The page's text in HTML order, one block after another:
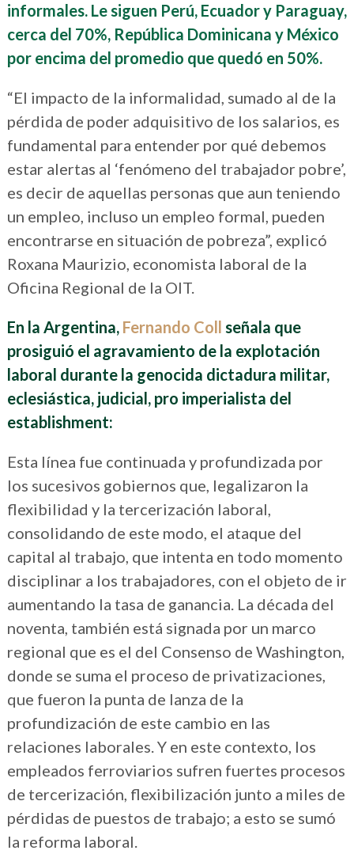
informales. Le siguen Perú, Ecuador y Paraguay,
cerca del 70%, República Dominicana y México
por encima del promedio que quedó en 50%.
“El impacto de la informalidad, sumado al de la
pérdida de poder adquisitivo de los salarios, es
fundamental para entender por qué debemos
estar alertas al ‘fenómeno del trabajador pobre’,
es decir de aquellas personas que aun teniendo
un empleo, incluso un empleo formal, pueden
encontrarse en situación de pobreza”, explicó
Roxana Maurizio, economista laboral de la
Oficina Regional de la OIT.
En la Argentina, Fernando Coll señala que
prosiguió el agravamiento de la explotación
laboral durante la genocida dictadura militar,
eclesiástica, judicial, pro imperialista del
establishment:
Esta línea fue continuada y profundizada por
los sucesivos gobiernos que, legalizaron la
flexibilidad y la tercerización laboral,
consolidando de este modo, el ataque del
capital al trabajo, que intenta en todo momento
disciplinar a los trabajadores, con el objeto de ir
aumentando la tasa de ganancia. La década del
noventa, también está signada por un marco
regional que es el del Consenso de Washington,
donde se suma el proceso de privatizaciones,
que fueron la punta de lanza de la
profundización de este cambio en las
relaciones laborales. Y en este contexto, los
empleados ferroviarios sufren fuertes procesos
de tercerización, flexibilización junto a miles de
pérdidas de puestos de trabajo; a esto se sumó
la reforma laboral.